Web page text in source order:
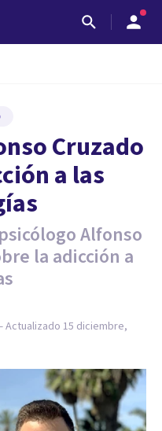
Cruzado
a las
Alfonso
la adicción a
Actualizado 15 diciembre,